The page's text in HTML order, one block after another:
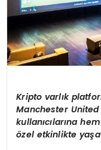
Kripto varlık
Manchester
kullanıcılarına
özel etkinlikte yaş